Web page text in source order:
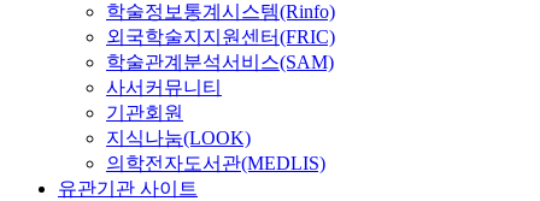
학술정보통계시스템(Rinfo)
외국학술지지원센터(FRIC)
학술관계분석서비스(SAM)
사서커뮤니티
기관회원
지식나눔(LOOK)
의학전자도서관(MEDLIS)
유관기관 사이트